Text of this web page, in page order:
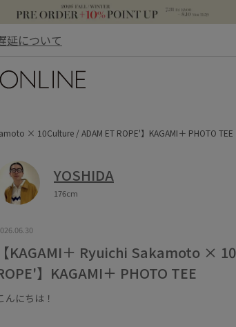
延について
× 10Culture / ADAM ET ROPE'】KAGAMI＋ PHOTO TEE
YOSHIDA
176cm
【KAGAMI＋ Ryuichi Sakamoto ×
】KAGAMI＋ PHOTO TEE
んにちは！